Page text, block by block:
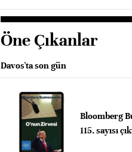
Öne Çıkanlar
Davos'ta son gün
Bloomberg
115. sayısı